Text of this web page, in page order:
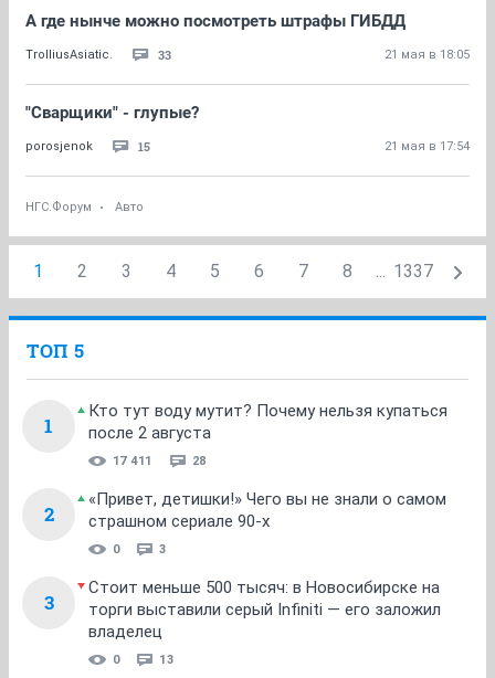
А где нынче можно посмотреть штрафы ГИБДД
TrolliusAsiatic. 33 21 мая в 18:05
"Сварщики" - глупые?
porosjenok 15 21 мая в 17:54
НГС.Форум Авто
1 2 3 4 5 6 7 8 ... 1337
ТОП 5
1
Кто тут воду мутит? Почему нельзя купаться
после 2 августа
17 411 28
2
«Привет, детишки!» Чего вы не знали о самом
страшном сериале 90-х
0 3
3
Стоит меньше 500 тысяч: в Новосибирске на
торги выставили серый Infiniti — его заложил
владелец
0 13